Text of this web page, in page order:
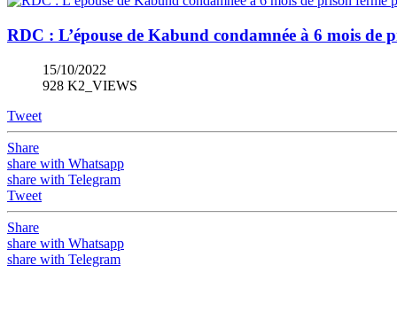
RDC : L’épouse de Kabund condamnée à 6 mois
15/10/2022
928 K2_VIEWS
Tweet
Share
share with Whatsapp
share with Telegram
Tweet
Share
share with Whatsapp
share with Telegram